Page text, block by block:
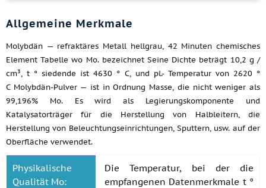
Allgemeine Merkmale
Molybdän — refraktäres Metall hellgrau, 42 Minuten chemisches
Element Tabelle wo Mo. bezeichnet Seine Dichte beträgt 10,2 g /
cm³, t ° siedende ist 4630 ° C, und pl.- Temperatur von 2620 °
C Molybdän-Pulver — ist in Ordnung Masse, die nicht weniger als
99,196% Mo. Es wird als Legierungskomponente und
Katalysatorträger für die Herstellung von Halbleitern, die
Herstellung von Beleuchtungseinrichtungen, Sputtern, usw. auf der
Oberfläche verwendet.
Physikalische
Qualität Mo:
Die Temperatur, bei der die
empfangenen Datenmerkmale t °